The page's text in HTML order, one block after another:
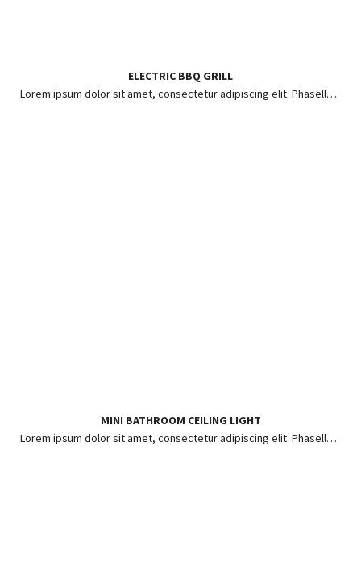
ELECTRIC BBQ GRILL
Lorem ipsum dolor sit amet, consectetur adipiscing elit. Phasellus ut risus pharetra, posuere enim in, hendrerit lorem.
MINI BATHROOM CEILING LIGHT
Lorem ipsum dolor sit amet, consectetur adipiscing elit. Phasellus ut risus pharetra, posuere enim in, hendrerit lorem.